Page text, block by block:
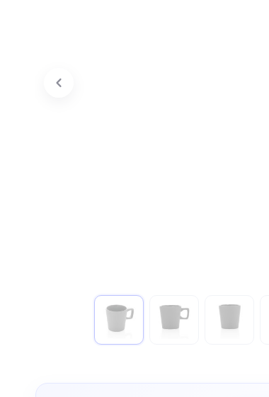
Zum Anfang der Bildgalerie springen